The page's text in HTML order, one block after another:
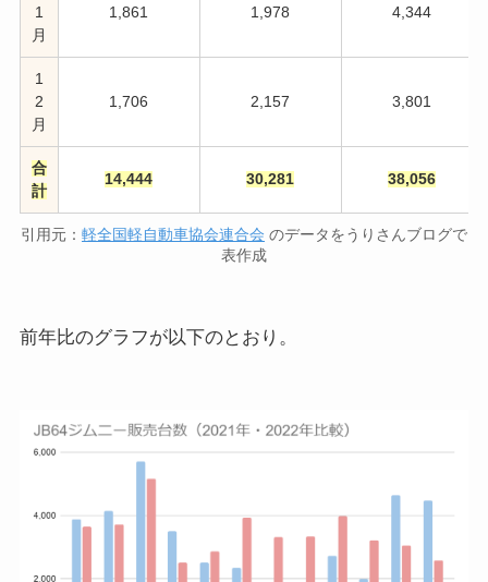
1
月
1,861 1,978 4,344
1
2
月
1,706 2,157 3,801
合
計
14,444 30,281 38,056
引用元： 軽全国軽自動車協会連合会 のデータをうりさんブログで
表作成
前年比のグラフが以下のとおり。